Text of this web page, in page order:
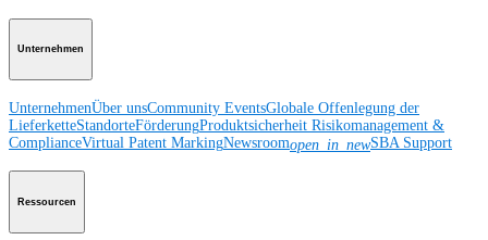
Unternehmen
UnternehmenÜber unsCommunity EventsGlobale Offenlegung der
LieferketteStandorteFörderungProduktsicherheit Risikomanagement &
ComplianceVirtual Patent MarkingNewsroomopen_in_newSBA Support
Ressourcen